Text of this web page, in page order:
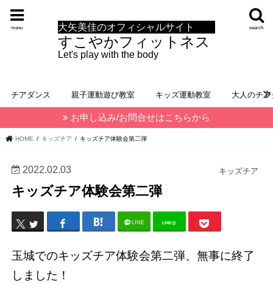
大矢美佳のオフィシャルサイト
すこやかフィットネス
Let's play with the body
search
menu
チアダンス 親子運動遊び教室 キッズ運動教室 大人のチ
お申し込み/お問合せはこちらから
HOME キッズチア キッズチア体験会第二弾
キッズチア
2022.02.03
キッズチア体験会第二弾
LINE LINE@
玉城でのキッズチア体験会第二弾、無事に終了
しました！